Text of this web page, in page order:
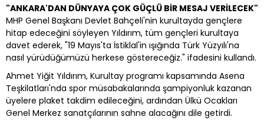
"ANKARA'DAN DÜNYAYA ÇOK GÜÇLÜ BİR MESAJ VERİLECEK"
MHP Genel Başkanı Devlet Bahçeli'nin kurultayda gençlere
hitap edeceğini söyleyen Yıldırım, tüm gençleri kurultaya
davet ederek, "19 Mayıs'ta İstiklal'in ışığında Türk Yüzyılı'na
nasıl yürüdüğümüzü herkese göstereceğiz." ifadesini kullandı.
Ahmet Yiğit Yıldırım, Kurultay programı kapsamında Asena
Teşkilatları'nda spor müsabakalarında şampiyonluk kazanan
üyelere plaket takdim edileceğini, ardından Ülkü Ocakları
Genel Merkez sanatçılarının sahne alacağını dile getirdi.